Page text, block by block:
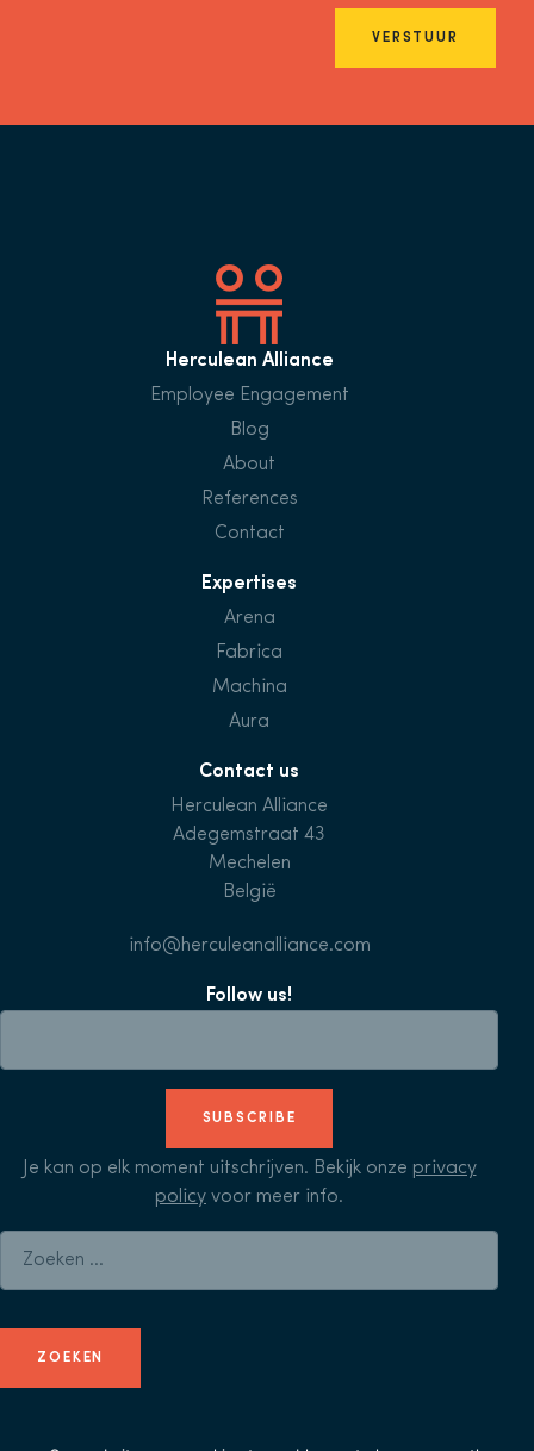
VERSTUUR
Herculean Alliance
Employee Engagement
Blog
About
References
Contact
Expertises
Arena
Fabrica
Machina
Aura
Contact us
Herculean Alliance
Adegemstraat 43
Mechelen
België
info@herculeanalliance.com
Follow us!
SUBSCRIBE
Je kan op elk moment uitschrijven. Bekijk onze privacy
policy voor meer info.